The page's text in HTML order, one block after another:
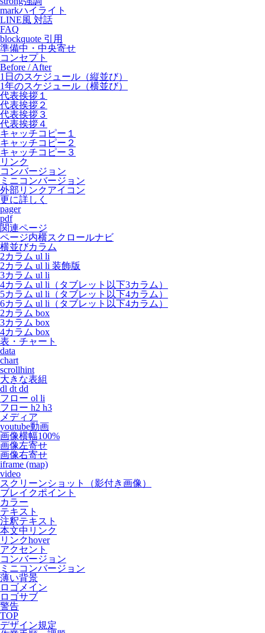
markハイライト
LINE風 対話
FAQ
blockquote 引用
準備中・中央寄せ
コンセプト
Before / After
1日のスケジュール（縦並び）
1年のスケジュール（横並び）
代表挨拶１
代表挨拶２
代表挨拶３
代表挨拶４
キャッチコピー１
キャッチコピー２
キャッチコピー３
リンク
コンバージョン
ミニコンバージョン
外部リンクアイコン
更に詳しく
pager
pdf
関連ページ
ページ内横スクロールナビ
横並びカラム
2カラム ul li
2カラム ul li 装飾版
3カラム ul li
4カラム ul li（タブレット以下3カラム）
5カラム ul li（タブレット以下4カラム）
6カラム ul li（タブレット以下4カラム）
2カラム box
3カラム box
4カラム box
表・チャート
data
chart
scrollhint
大きな表組
dl dt dd
フロー ol li
フロー h2 h3
メディア
youtube動画
画像横幅100%
画像左寄せ
画像右寄せ
iframe (map)
video
スクリーンショット（影付き画像）
ブレイクポイント
カラー
テキスト
注釈テキスト
本文中リンク
リンクhover
アクセント
コンバージョン
ミニコンバージョン
薄い背景
ロゴメイン
ロゴサブ
警告
TOP
デザイン規定